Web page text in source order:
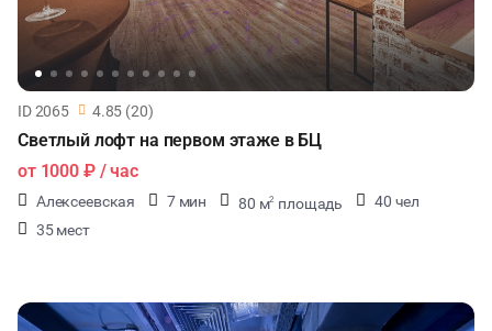
ID 2065 4.85 (20)
Светлый лофт на первом этаже в БЦ
от 1000 ₽/ час
Алексеевская 7 мин 80 м2 площадь
40 чел
35 мест